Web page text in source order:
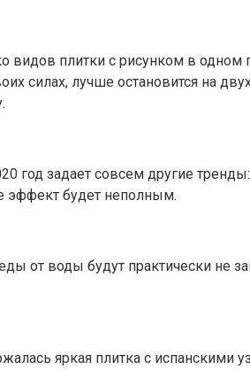
видов плитки с рисунком в
силах, лучше остановится на
год задает совсем другие
эффект будет неполным.
от воды будут практически не
яркая плитка с испанскими